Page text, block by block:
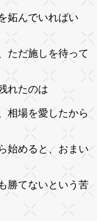
妬んでいればい
ただ施しを待って
れたのは
相場を愛したから
始めると、おまい
勝てないという苦